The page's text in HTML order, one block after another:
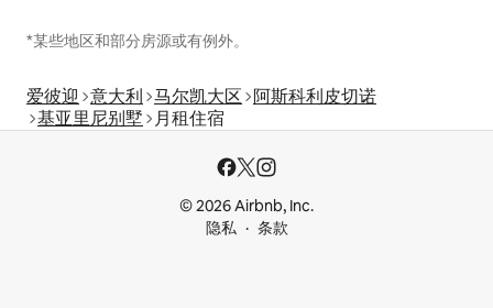
*某些地区和部分房源或有例外。
爱彼迎 意大利 马尔凯大区 阿斯科利皮切诺
基亚里尼别墅
月租住宿
© 2026 Airbnb, Inc.
隐私
条款